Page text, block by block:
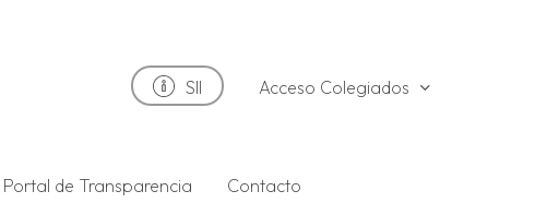
SII Acceso Colegiados
Portal de Transparencia Contacto